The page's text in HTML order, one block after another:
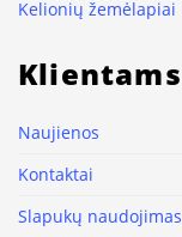
Kelionių žemėlapiai
Klientams
Naujienos
Kontaktai
Slapukų naudojimas